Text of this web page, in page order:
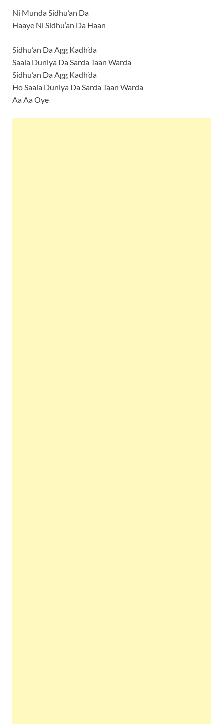
Ni Munda Sidhu’an Da
Haaye Ni Sidhu’an Da Haan
Sidhu’an Da Agg Kadh’da
Saala Duniya Da Sarda Taan Warda
Sidhu’an Da Agg Kadh’da
Ho Saala Duniya Da Sarda Taan Warda
Aa Aa Oye